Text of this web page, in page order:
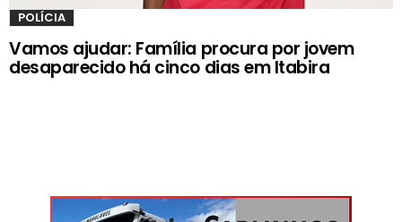
POLÍCIA
Vamos ajudar: Família procura por jovem
desaparecido há cinco dias em Itabira